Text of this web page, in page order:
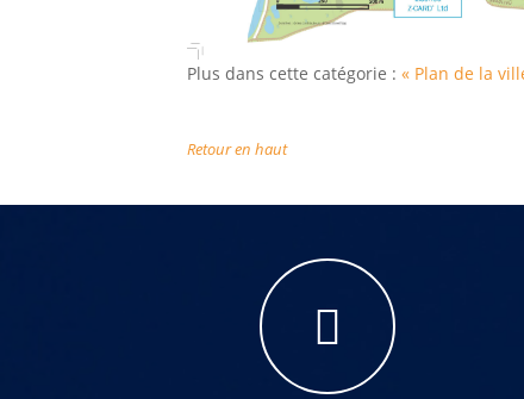
Plus dans cette catégorie : « Plan de la
Retour en haut